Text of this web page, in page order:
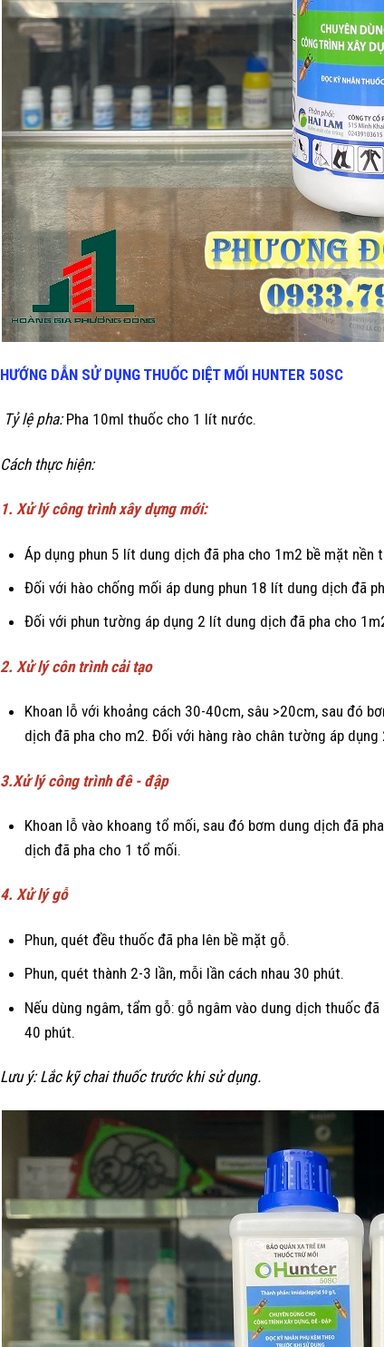
HƯỚNG DẪN SỬ DỤNG THUỐC DIỆT MỐI HUNTER 50SC
Tỷ lệ pha:Pha 10ml thuốc cho 1 lít nước.
Cách thực hiện:
1. Xử lý công trình xây dựng mới:
Áp dụng phun 5 lít dung dịch đã pha cho 1m2 bề mặt
Đối với hào chống mối áp dung phun 18 lít dung dịch đã
Đối với phun tường áp dụng 2 lít dung dịch đã pha cho
2. Xử lý côn trình cải tạo
Khoan lỗ với khoảng cách 30-40cm, sâu >20cm, sau đó
dịch đã pha cho m2. Đối với hàng rào chân tường áp
3.Xử lý công trình đê - đập
Khoan lỗ vào khoang tổ mối, sau đó bơm dung dịch đã
dịch đã pha cho 1 tổ mối.
4. Xử lý gỗ
Phun, quét đều thuốc đã pha lên bề mặt gỗ.
Phun, quét thành 2-3 lần, mỗi lần cách nhau 30 phút.
Nếu dùng ngâm, tẩm gỗ: gỗ ngâm vào dung dịch thuốc
40 phút.
Lưu ý: Lắc kỹ chai thuốc trước khi sử dụng.